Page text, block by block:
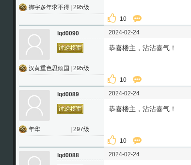
御宇多年求不得 295级
10
lqd0090
汉黄重色思倾国 295级
2024-02-24
恭喜楼主，沾沾喜气！
10
lqd0089
年华 297级
2024-02-24
恭喜楼主，沾沾喜气！
10
lqd0088 2024-02-24